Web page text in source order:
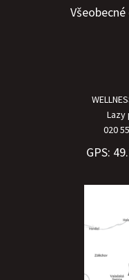
Lazy
020
GPS: